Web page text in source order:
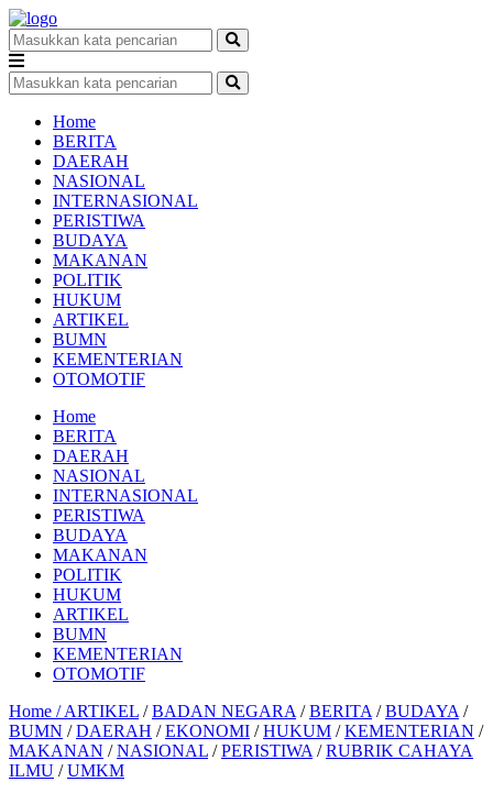
Home
BERITA
DAERAH
NASIONAL
INTERNASIONAL
PERISTIWA
BUDAYA
MAKANAN
POLITIK
HUKUM
ARTIKEL
BUMN
KEMENTERIAN
OTOMOTIF
Home
BERITA
DAERAH
NASIONAL
INTERNASIONAL
PERISTIWA
BUDAYA
MAKANAN
POLITIK
HUKUM
ARTIKEL
BUMN
KEMENTERIAN
OTOMOTIF
Home /ARTIKEL /BADAN NEGARA /BERITA /BUDAYA /
BUMN /DAERAH /EKONOMI /HUKUM /KEMENTERIAN /
MAKANAN /NASIONAL /PERISTIWA /RUBRIK CAHAYA
ILMU /UMKM